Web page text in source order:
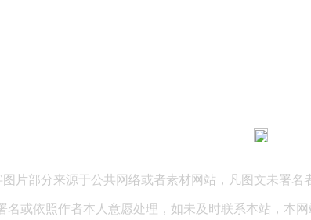
片部分来源于公共网络或者素材网站，凡图文未署名
名或依照作者本人意愿处理，如未及时联系本站，本网